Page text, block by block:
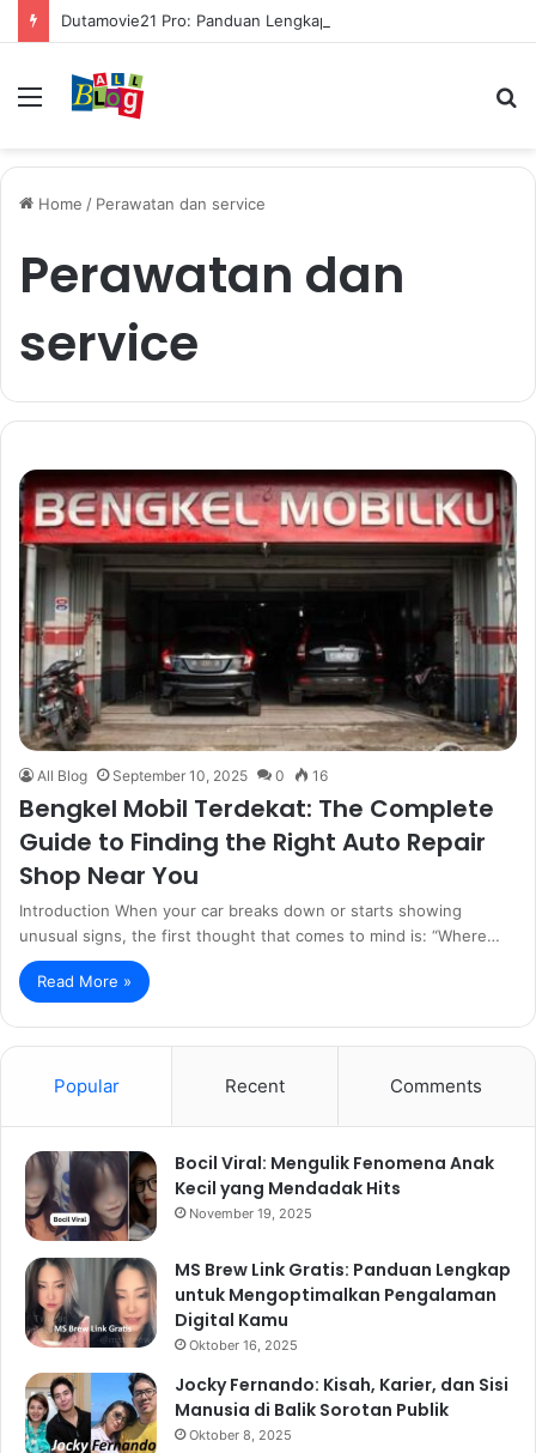
Menu
Home / Perawatan dan service
Perawatan dan
service
All Blog September 10, 2025 0 16
Bengkel Mobil Terdekat: The Complete
Guide to Finding the Right Auto Repair
Shop Near You
Introduction When your car breaks down or starts showing
unusual signs, the first thought that comes to mind is: “Where…
Read More »
Popular Recent Comments
Bocil Viral: Mengulik Fenomena Anak
Kecil yang Mendadak Hits
November 19, 2025
MS Brew Link Gratis: Panduan Lengkap
untuk Mengoptimalkan Pengalaman
Digital Kamu
Oktober 16, 2025
Jocky Fernando: Kisah, Karier, dan Sisi
Manusia di Balik Sorotan Publik
Oktober 8, 2025